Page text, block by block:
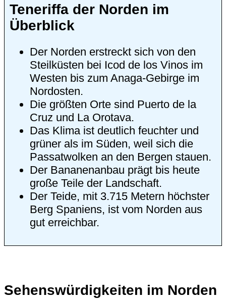
Teneriffa der Norden im
Überblick
Der Norden erstreckt sich von den
Steilküsten bei Icod de los Vinos im
Westen bis zum Anaga-Gebirge im
Nordosten.
Die größten Orte sind Puerto de la
Cruz und La Orotava.
Das Klima ist deutlich feuchter und
grüner als im Süden, weil sich die
Passatwolken an den Bergen stauen.
Der Bananenanbau prägt bis heute
große Teile der Landschaft.
Der Teide, mit 3.715 Metern höchster
Berg Spaniens, ist vom Norden aus
gut erreichbar.
Sehenswürdigkeiten im Norden